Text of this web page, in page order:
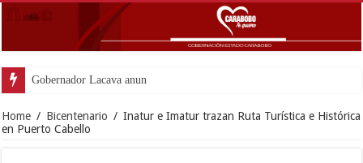
Gobernador Lacava anunció colocación de
Home / Bicentenario / Inatur e Imatur trazan Ruta Turística e Histórica
en Puerto Cabello